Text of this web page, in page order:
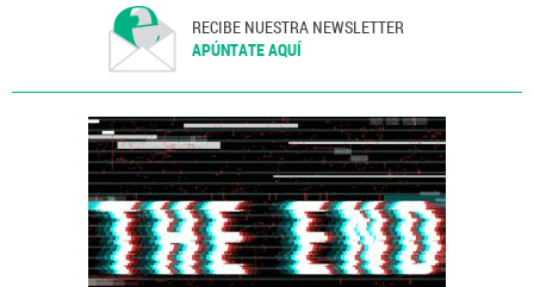
RECIBE NUESTRA NEWSLETTER
APÚNTATE AQUÍ